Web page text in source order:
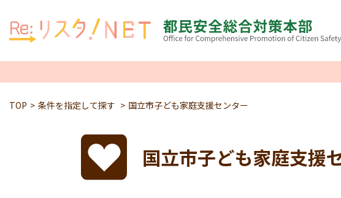
TOP 条件を指定して探す 国立市子ども家庭支援センター
国立市子ども家庭支援